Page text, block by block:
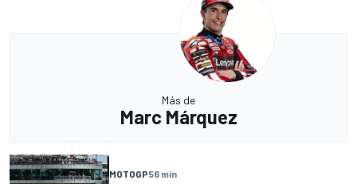
Más de
Marc Márquez
MOTOGP56 min